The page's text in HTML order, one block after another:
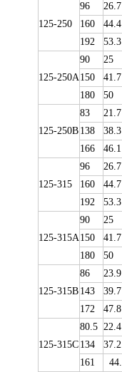
125-250
96
26.7
160
44.4
192
53.3
125-250A
90
25
150
41.7
180
50
125-250B
83
21.7
138
38.3
166
46.1
125-315
96
26.7
160
44.7
192
53.3
125-315A
90
25
150
41.7
180
50
125-315B
86
23.9
143
39.7
172
47.8
125-315C
80.5 22.4
134
37.2
161